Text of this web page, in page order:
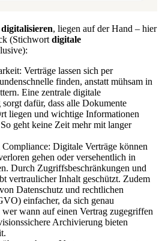
, liegen auf der Hand – hier
(Stichwort digitale
Verträge lassen sich per
finden, anstatt mühsam in
Eine zentrale digitale
dafür, dass alle Dokumente
liegen und wichtige Informationen
geht keine Zeit mehr mit langer
Digitale Verträge können
gehen oder versehentlich in
Durch Zugriffsbeschränkungen und
vertraulicher Inhalt geschützt. Zudem
Datenschutz und rechtlichen
einfacher, da sich genau
wann auf einen Vertrag zugegriffen
Archivierung bieten